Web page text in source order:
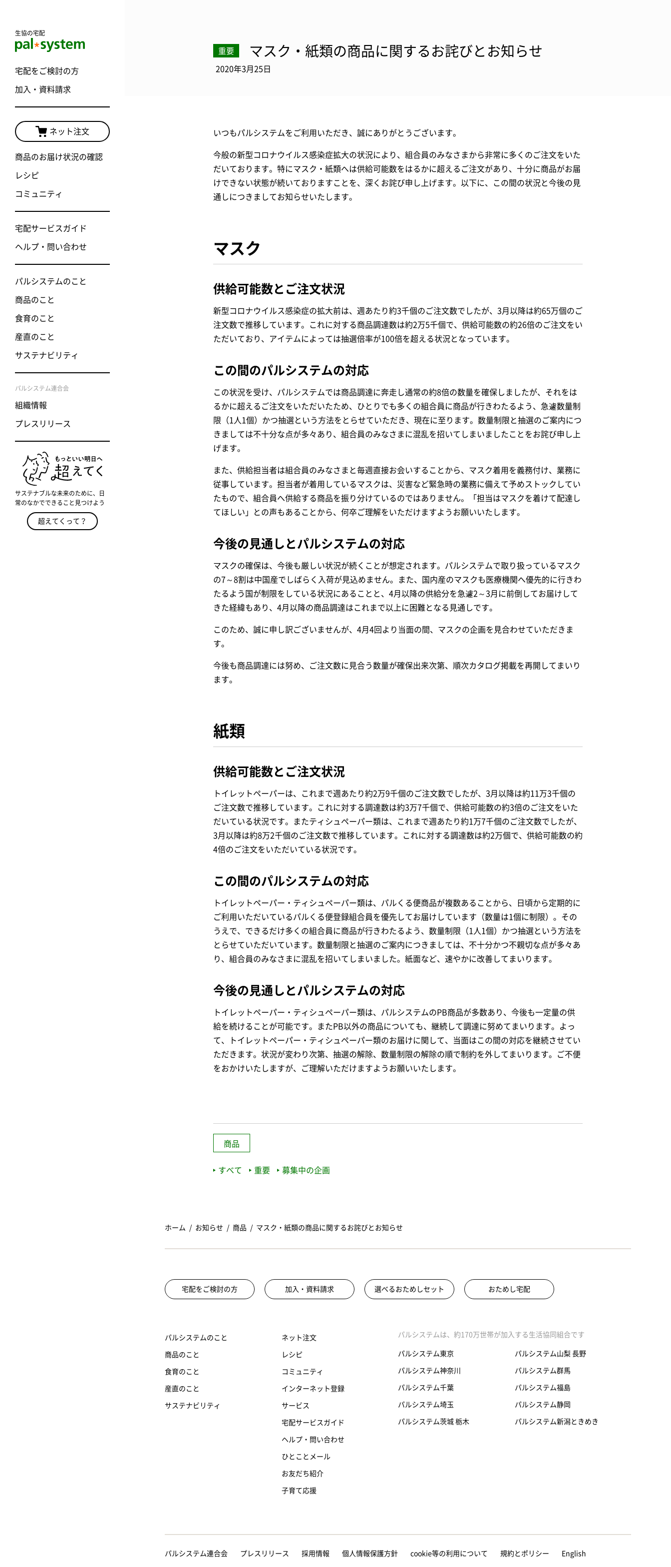
生協の宅配
宅配をご検討の方
加入・資料請求
ネット注文
商品のお届け状況の確認
レシピ
コミュニティ
宅配サービスガイド
ヘルプ・問い合わせ
パルシステムのこと
商品のこと
食育のこと
産直のこと
サステナビリティ
パルシステム連合会
組織情報
プレスリリース
サステナブルな未来のために、日
常のなかでできること見つけよう
超えてくって？
重要 マスク・紙類の商品に関するお詫びとお知らせ
2020年3月25日
いつもパルシステムをご利用いただき、誠にありがとうございます。
今般の新型コロナウイルス感染症拡大の状況により、組合員のみなさまから非常に多くのご注文をいた
だいております。特にマスク・紙類へは供給可能数をはるかに超えるご注文があり、十分に商品がお届
けできない状態が続いておりますことを、深くお詫び申し上げます。以下に、この間の状況と今後の見
通しにつきましてお知らせいたします。
マスク
供給可能数とご注文状況
新型コロナウイルス感染症の拡大前は、週あたり約3千個のご注文数でしたが、3月以降は約65万個のご
注文数で推移しています。これに対する商品調達数は約2万5千個で、供給可能数の約26倍のご注文をい
ただいており、アイテムによっては抽選倍率が100倍を超える状況となっています。
この間のパルシステムの対応
この状況を受け、パルシステムでは商品調達に奔走し通常の約8倍の数量を確保しましたが、それをは
るかに超えるご注文をいただいたため、ひとりでも多くの組合員に商品が行きわたるよう、急遽数量制
限（1人1個）かつ抽選という方法をとらせていただき、現在に至ります。数量制限と抽選のご案内につ
きましては不十分な点が多々あり、組合員のみなさまに混乱を招いてしまいましたことをお詫び申し上
げます。
また、供給担当者は組合員のみなさまと毎週直接お会いすることから、マスク着用を義務付け、業務に
従事しています。担当者が着用しているマスクは、災害など緊急時の業務に備えて予めストックしてい
たもので、組合員へ供給する商品を振り分けているのではありません。「担当はマスクを着けて配達し
てほしい」との声もあることから、何卒ご理解をいただけますようお願いいたします。
今後の見通しとパルシステムの対応
マスクの確保は、今後も厳しい状況が続くことが想定されます。パルシステムで取り扱っているマスク
の7～8割は中国産でしばらく入荷が見込めません。また、国内産のマスクも医療機関へ優先的に行きわ
たるよう国が制限をしている状況にあることと、4月以降の供給分を急遽2～3月に前倒してお届けして
きた経緯もあり、4月以降の商品調達はこれまで以上に困難となる見通しです。
このため、誠に申し訳ございませんが、4月4回より当面の間、マスクの企画を見合わせていただきま
す。
今後も商品調達には努め、ご注文数に見合う数量が確保出来次第、順次カタログ掲載を再開してまいり
ます。
紙類
供給可能数とご注文状況
トイレットペーパーは、これまで週あたり約2万9千個のご注文数でしたが、3月以降は約11万3千個の
ご注文数で推移しています。これに対する調達数は約3万7千個で、供給可能数の約3倍のご注文をいた
だいている状況です。またティシュペーパー類は、これまで週あたり約1万7千個のご注文数でしたが、
3月以降は約8万2千個のご注文数で推移しています。これに対する調達数は約2万個で、供給可能数の約
4倍のご注文をいただいている状況です。
この間のパルシステムの対応
トイレットペーパー・ティシュペーパー類は、パルくる便商品が複数あることから、日頃から定期的に
ご利用いただいているパルくる便登録組合員を優先してお届けしています（数量は1個に制限）。その
うえで、できるだけ多くの組合員に商品が行きわたるよう、数量制限（1人1個）かつ抽選という方法を
とらせていただいています。数量制限と抽選のご案内につきましては、不十分かつ不親切な点が多々あ
り、組合員のみなさまに混乱を招いてしまいました。紙面など、速やかに改善してまいります。
今後の見通しとパルシステムの対応
トイレットペーパー・ティシュペーパー類は、パルシステムのPB商品が多数あり、今後も一定量の供
給を続けることが可能です。またPB以外の商品についても、継続して調達に努めてまいります。よっ
て、トイレットペーパー・ティシュペーパー類のお届けに関して、当面はこの間の対応を継続させてい
ただきます。状況が変わり次第、抽選の解除、数量制限の解除の順で制約を外してまいります。ご不便
をおかけいたしますが、ご理解いただけますようお願いいたします。
商品
すべて 重要 募集中の企画
ホーム お知らせ 商品 マスク・紙類の商品に関するお詫びとお知らせ
宅配をご検討の方 加入・資料請求 選べるおためしセット おためし宅配
パルシステムのこと
商品のこと
食育のこと
産直のこと
サステナビリティ
ネット注文
レシピ
コミュニティ
インターネット登録
サービス
宅配サービスガイド
ヘルプ・問い合わせ
ひとことメール
お友だち紹介
子育て応援
パルシステムは、約170万世帯が加入する生活協同組合です
パルシステム東京
パルシステム神奈川
パルシステム千葉
パルシステム埼玉
パルシステム茨城 栃木
パルシステム山梨 長野
パルシステム群馬
パルシステム福島
パルシステム静岡
パルシステム新潟ときめき
パルシステム連合会 プレスリリース 採用情報 個人情報保護方針 cookie等の利用について 規約とポリシー English